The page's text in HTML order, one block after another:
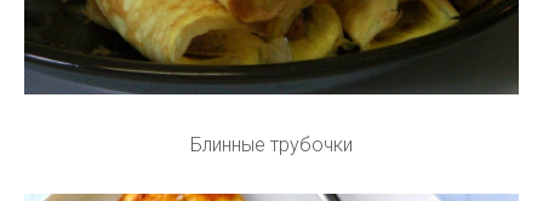
Блинные трубочки